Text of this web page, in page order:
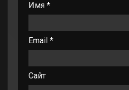
Имя *
Email *
Сайт